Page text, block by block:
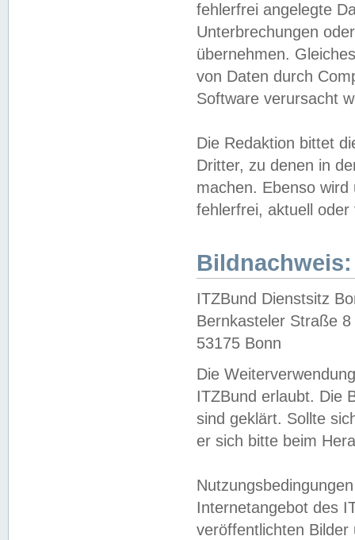
fehlerfrei angelegte
Unterbrechungen
übernehmen.
von Daten durch
Software verursacht
Die Redaktion bittet
Dritter, zu denen in
machen. Ebenso
fehlerfrei, aktuell oder
Bildnachweis:
ITZBund Dienstsitz
Bernkasteler Straße 8
53175 Bonn
Die
ITZBund erlaubt. Die
sind geklärt. Sollte
er sich bitte beim
Internetangebot des
veröffentlichten